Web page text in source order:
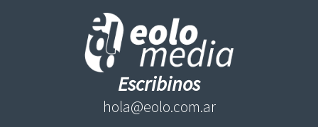
Escribinos
hola@eolo.com.ar